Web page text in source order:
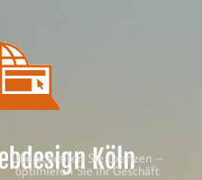
Köln
Überschreiten Sie Grenzen –
optimieren Sie Ihr Geschäft